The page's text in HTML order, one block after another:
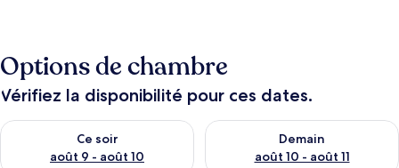
x
n
o
Options de chambre
Vérifiez la disponibilité pour ces dates.
Ce soir
août 9 - août 10
Vérifier la disponibilité pour ce soir août 9 - août 10
Demain
août 10 - août 11
Vérifier la disponibilité pour